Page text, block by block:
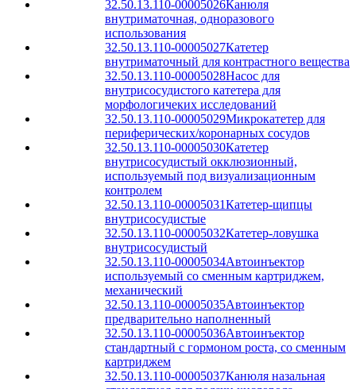
32.50.13.110-00005026Канюля
внутриматочная, одноразового
использования
32.50.13.110-00005027Катетер
внутриматочный для контрастного вещества
32.50.13.110-00005028Насос для
внутрисосудистого катетера для
морфологичеких исследований
32.50.13.110-00005029Микрокатетер для
периферических/коронарных сосудов
32.50.13.110-00005030Катетер
внутрисосудистый окклюзионный,
используемый под визуализационным
контролем
32.50.13.110-00005031Катетер-щипцы
внутрисосудистые
32.50.13.110-00005032Катетер-ловушка
внутрисосудистый
32.50.13.110-00005034Автоинъектор
используемый со сменным картриджем,
механический
32.50.13.110-00005035Автоинъектор
предварительно наполненный
32.50.13.110-00005036Автоинъектор
стандартный с гормоном роста, со сменным
картриджем
32.50.13.110-00005037Канюля назальная